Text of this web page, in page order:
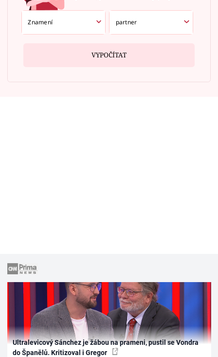
VYPOČÍTAT
Ultralevicový Sánchez je žábou na prameni, pustil se Vondra
do Španělů. Kritizoval i Gregor